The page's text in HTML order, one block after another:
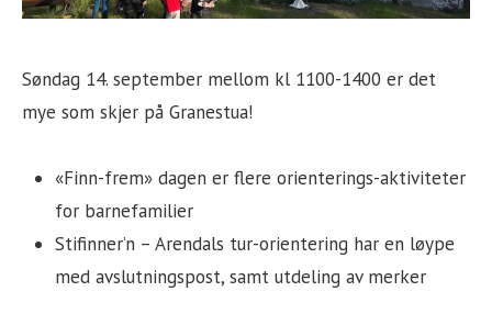
Søndag 14. september mellom kl 1100-1400 er det
mye som skjer på Granestua!
«Finn-frem» dagen er flere orienterings-aktiviteter
for barnefamilier
Stifinner’n – Arendals tur-orientering har en løype
med avslutningspost, samt utdeling av merker